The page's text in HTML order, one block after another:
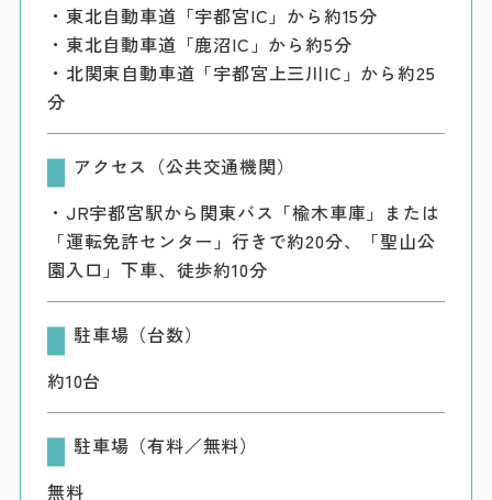
・東北自動車道「宇都宮IC」から約15分
・東北自動車道「鹿沼IC」から約5分
・北関東自動車道「宇都宮上三川IC」から約25
分
アクセス（公共交通機関）
・JR宇都宮駅から関東バス「楡木車庫」または
「運転免許センター」行きで約20分、「聖山公
園入口」下車、徒歩約10分
駐車場（台数）
約10台
駐車場（有料／無料）
無料